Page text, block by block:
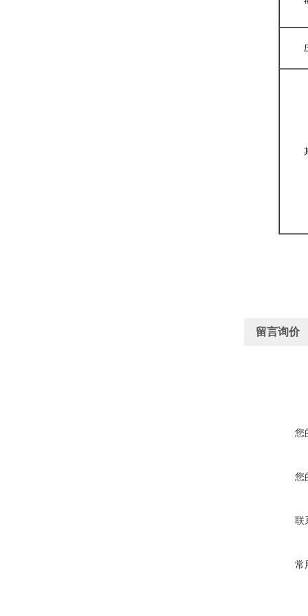
留言询价
您
您
联
常